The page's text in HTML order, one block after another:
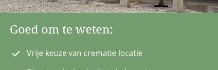
Goed om te weten:
Vrije keuze van crematie locatie